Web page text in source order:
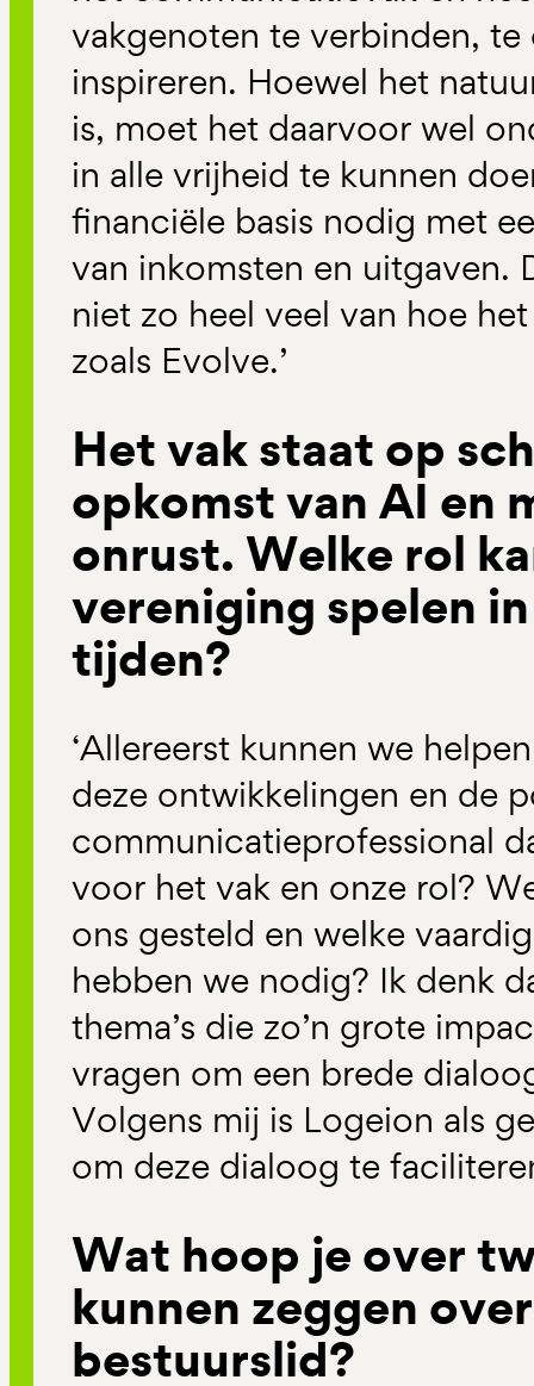
vakgenoten te verbinden,
inspireren. Hoewel het
is, moet het daarvoor wel
in alle vrijheid te kunnen
financiële basis nodig met
van inkomsten en uitgaven.
niet zo heel veel van hoe
zoals Evolve.’
Het vak staat op
opkomst van AI en
onrust. Welke rol
vereniging spelen
tijden?
‘Allereerst kunnen we
deze ontwikkelingen en de
communicatieprofessional
voor het vak en onze rol?
ons gesteld en welke
hebben we nodig? Ik denk
thema’s die zo’n grote
vragen om een brede
Volgens mij is Logeion als
om deze dialoog te
Wat hoop je over
kunnen zeggen
bestuurslid?